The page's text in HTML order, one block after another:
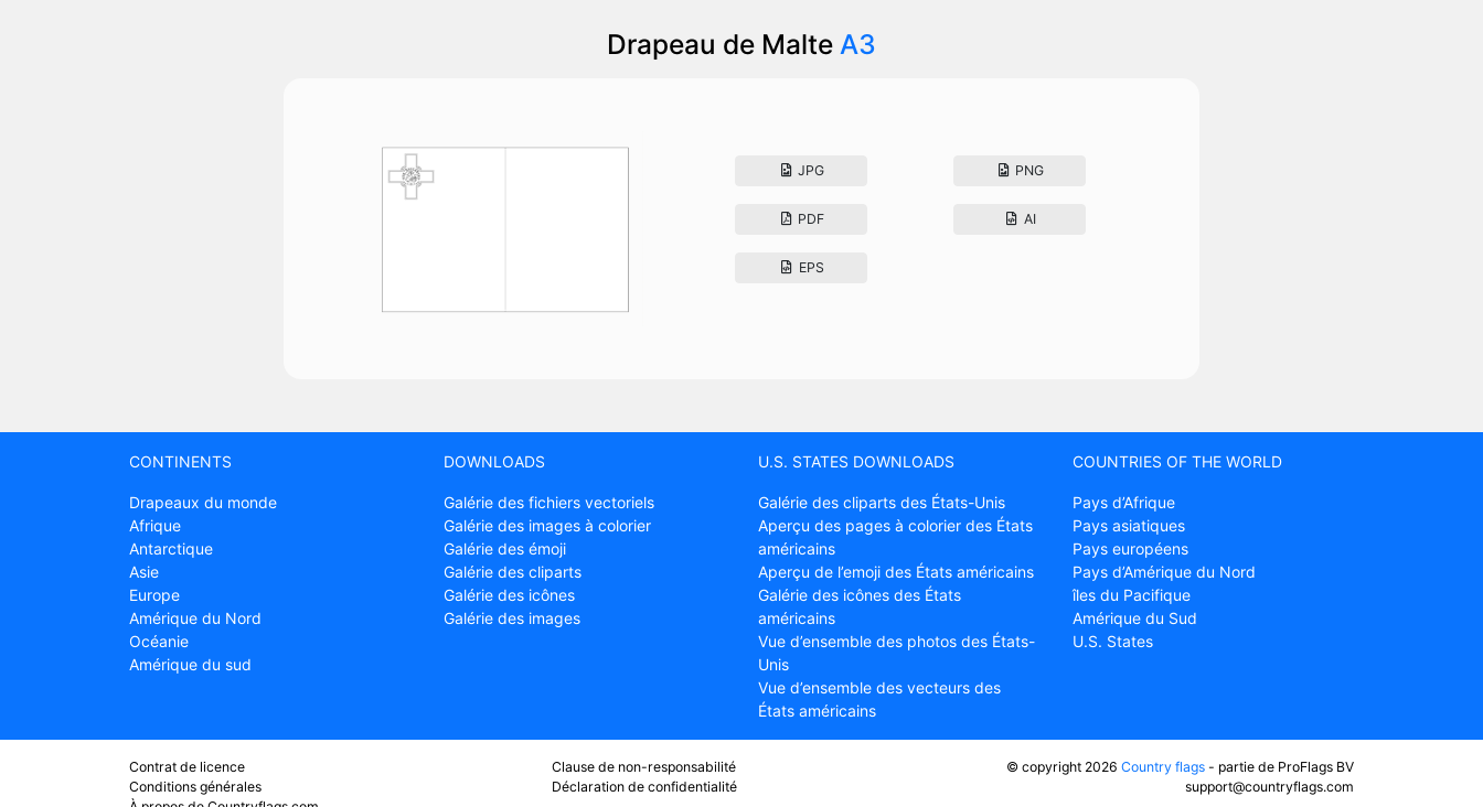
Drapeau de Malte A3
JPG PNG
PDF AI
EPS
CONTINENTS
Drapeaux du monde
Afrique
Antarctique
Asie
Europe
Amérique du Nord
Océanie
Amérique du sud
DOWNLOADS
Galérie des fichiers vectoriels
Galérie des images à colorier
Galérie des émoji
Galérie des cliparts
Galérie des icônes
Galérie des images
U.S. STATES DOWNLOADS
Galérie des cliparts des États-Unis
Aperçu des pages à colorier des États
américains
Aperçu de l’emoji des États américains
Galérie des icônes des États
américains
Vue d’ensemble des photos des États-
Unis
Vue d’ensemble des vecteurs des
États américains
COUNTRIES OF THE WORLD
Pays d’Afrique
Pays asiatiques
Pays européens
Pays d’Amérique du Nord
îles du Pacifique
Amérique du Sud
U.S. States
Contrat de licence
Conditions générales
Clause de non-responsabilité
Déclaration de confidentialité
© copyright 2026 Country flags - partie de ProFlags BV
support@countryflags.com